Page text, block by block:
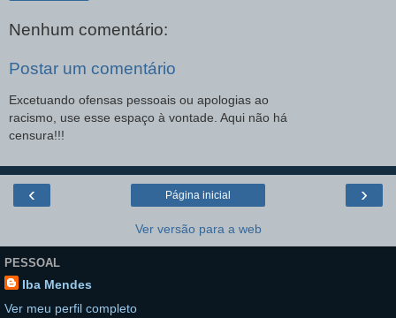
Nenhum comentário:
Postar um comentário
Excetuando ofensas pessoais ou apologias ao
racismo, use esse espaço à vontade. Aqui não há
censura!!!
‹ ›
Página inicial
Ver versão para a web
PESSOAL
Iba Mendes
Ver meu perfil completo